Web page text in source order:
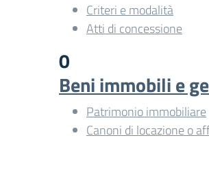
Criteri e modalità
Atti di concessione
0
Beni immobili e
Patrimonio immobiliare
Canoni di locazione o